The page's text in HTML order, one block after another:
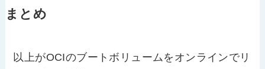
まとめ
以上がOCIのブートボリュームをオンラインでリ